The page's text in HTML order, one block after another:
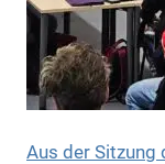
Aus der Sitzung